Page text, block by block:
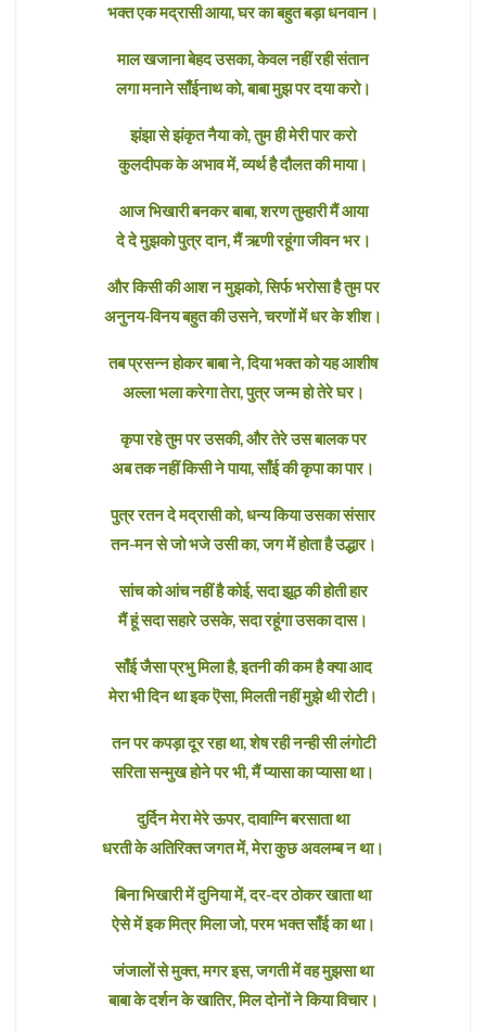
भक्त एक मद्रासी आया, घर का बहुत बड़ा धनवान।
माल खजाना बेहद उसका, केवल नहीं रही संतान
लगा मनाने साँईनाथ को, बाबा मुझ पर दया करो।
झंझा से झंकृत नैया को, तुम ही मेरी पार करो
कुलदीपक के अभाव में, व्यर्थ है दौलत की माया।
आज भिखारी बनकर बाबा, शरण तुम्हारी मैं आया
दे दे मुझको पुत्र दान, मैं ऋणी रहूंगा जीवन भर।
और किसी की आश न मुझको, सिर्फ भरोसा है तुम पर
अनुनय-विनय बहुत की उसने, चरणों में धर के शीश।
तब प्रसन्न होकर बाबा ने, दिया भक्त को यह आशीष
अल्ला भला करेगा तेरा, पुत्र जन्म हो तेरे घर।
कृपा रहे तुम पर उसकी, और तेरे उस बालक पर
अब तक नहीं किसी ने पाया, साँई की कृपा का पार।
पुत्र रतन दे मद्रासी को, धन्य किया उसका संसार
तन-मन से जो भजे उसी का, जग में होता है उद्धार।
सांच को आंच नहीं है कोई, सदा झूठ की होती हार
मैं हूं सदा सहारे उसके, सदा रहूंगा उसका दास।
साँई जैसा प्रभु मिला है, इतनी की कम है क्या आद
मेरा भी दिन था इक ऎसा, मिलती नहीं मुझे थी रोटी।
तन पर कपड़ा दूर रहा था, शेष रही नन्ही सी लंगोटी
सरिता सन्मुख होने पर भी, मैं प्यासा का प्यासा था।
दुर्दिन मेरा मेरे ऊपर, दावाग्नि बरसाता था
धरती के अतिरिक्त जगत में, मेरा कुछ अवलम्ब न था।
बिना भिखारी में दुनिया में, दर-दर ठोकर खाता था
ऐसे में इक मित्र मिला जो, परम भक्त साँई का था।
जंजालों से मुक्त, मगर इस, जगती में वह मुझसा था
बाबा के दर्शन के खातिर, मिल दोनों ने किया विचार।